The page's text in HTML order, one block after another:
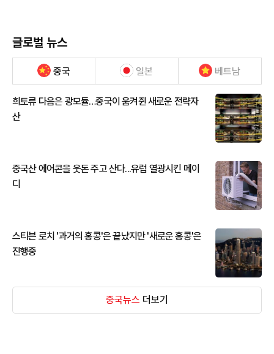
글로벌 뉴스
중국 일본 베트남
희토류 다음은 광모듈…중국이 움켜쥔 새로운 전략자
산
중국산 에어콘을 웃돈 주고 산다...유럽 열광시킨 메이
디
스티븐 로치 '과거의 홍콩'은 끝났지만 '새로운 홍콩'은
진행중
중국뉴스 더보기